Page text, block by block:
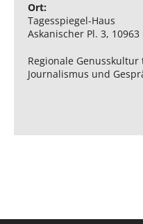
Ort:
Tagesspiegel-Haus
Askanischer Pl. 3,
Regionale
Journalismus und